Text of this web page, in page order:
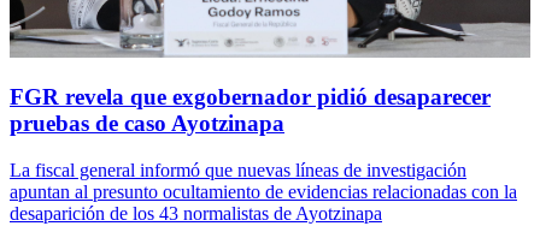
FGR revela que exgobernador pidió desaparecer
pruebas de caso Ayotzinapa
La fiscal general informó que nuevas líneas de investigación
apuntan al presunto ocultamiento de evidencias relacionadas con la
desaparición de los 43 normalistas de Ayotzinapa